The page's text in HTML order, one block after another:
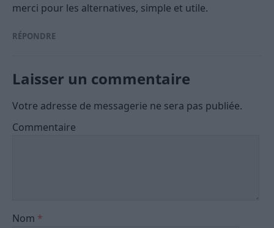
merci pour les alternatives, simple et utile.
RÉPONDRE
Laisser un commentaire
Votre adresse de messagerie ne sera pas publiée.
Commentaire
Nom *